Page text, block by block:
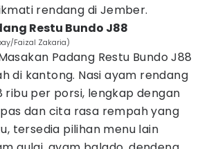
rendang di Jember.
Restu Bundo J88
Faizal Zakaria)
Padang Restu Bundo J88
di kantong. Nasi ayam rendang
ribu per porsi, lengkap dengan
dan cita rasa rempah yang
tersedia pilihan menu lain